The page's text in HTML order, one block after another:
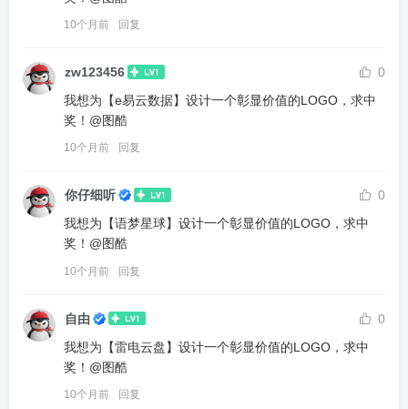
10个月前 回复
zw123456
0
我想为【e易云数据】设计一个彰显价值的LOGO，求中
奖！@图酷
10个月前 回复
你仔细听
0
我想为【语梦星球】设计一个彰显价值的LOGO，求中
奖！@图酷
10个月前 回复
自由
0
我想为【雷电云盘】设计一个彰显价值的LOGO，求中
奖！@图酷
10个月前 回复